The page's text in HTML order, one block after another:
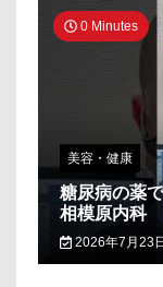
0 Minutes
美容・健康
糖尿病の薬
相模原内科
2026年7月23日